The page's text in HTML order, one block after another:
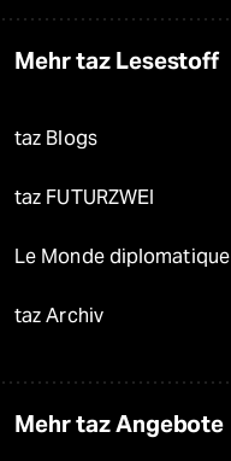
Mehr taz Lesestoff
taz Blogs
taz FUTURZWEI
Le Monde diplomatique
taz Archiv
Mehr taz Angebote